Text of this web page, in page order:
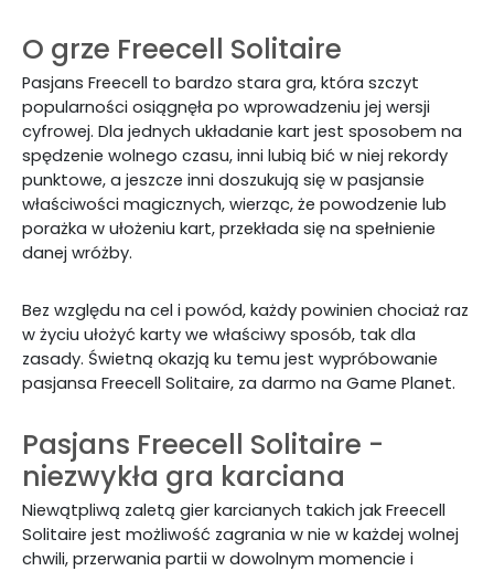
O grze Freecell Solitaire
Pasjans Freecell to bardzo stara gra, która szczyt
popularności osiągnęła po wprowadzeniu jej wersji
cyfrowej. Dla jednych układanie kart jest sposobem na
spędzenie wolnego czasu, inni lubią bić w niej rekordy
punktowe, a jeszcze inni doszukują się w pasjansie
właściwości magicznych, wierząc, że powodzenie lub
porażka w ułożeniu kart, przekłada się na spełnienie
danej wróżby.
Bez względu na cel i powód, każdy powinien chociaż raz
w życiu ułożyć karty we właściwy sposób, tak dla
zasady. Świetną okazją ku temu jest wypróbowanie
pasjansa Freecell Solitaire, za darmo na Game Planet.
Pasjans Freecell Solitaire -
niezwykła gra karciana
Niewątpliwą zaletą gier karcianych takich jak Freecell
Solitaire jest możliwość zagrania w nie w każdej wolnej
chwili, przerwania partii w dowolnym momencie i